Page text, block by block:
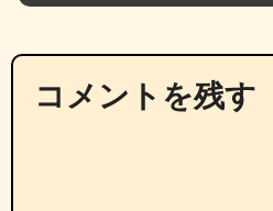
コメントを残す